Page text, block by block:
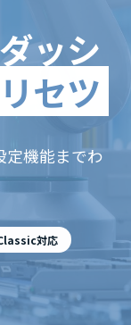
ッシ
セツ
機能までわ
対応